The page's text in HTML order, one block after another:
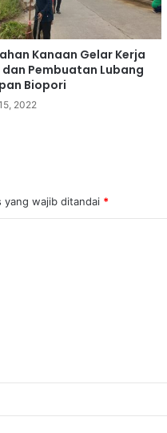
Kanaan Gelar Kerja
Pembuatan Lubang
Biopori
2022
yang wajib ditandai *